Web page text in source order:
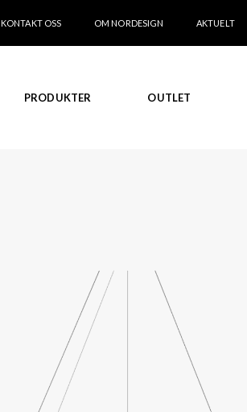
KONTAKT OSS OM NORDESIGN AKTUELT
PRODUKTER OUTLET